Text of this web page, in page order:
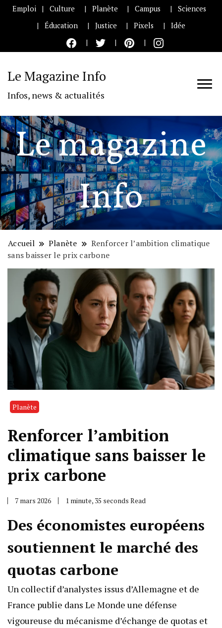
Emploi Culture Planète Campus
Sciences
Éducation
Justice Pixels Idée
Le Magazine Info
Infos, news & actualités
Le magazine
Info
Accueil Planète
Renforcer l’ambition climatique
sans baisser le prix carbone
Planète
Renforcer l’ambition
climatique sans baisser le
prix carbone
7 mars 2026 1 minute, 35 seconds Read
Des économistes européens
soutiennent le marché des
quotas carbone
Un collectif d’analystes issus d’Allemagne et de
France publie dans Le Monde une défense
vigoureuse du mécanisme d’échange de quotas et